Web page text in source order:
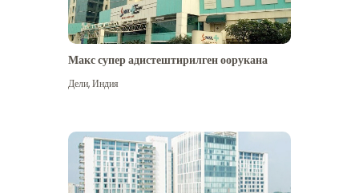
Макс супер адистештирилген оорукана
Дели,Индия